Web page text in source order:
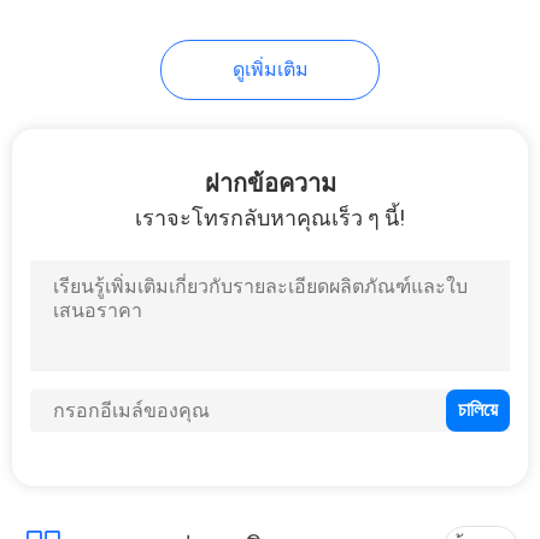
ดูเพิ่มเติม
ฝากข้อความ
เราจะโทรกลับหาคุณเร็ว ๆ นี้!